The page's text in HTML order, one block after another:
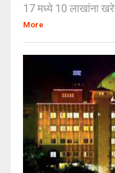
17 मध्ये 10 लाखांना
More